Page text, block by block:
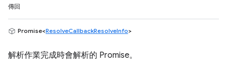
傳回
Promise<ResolveCallbackResolveInfo>
解析作業完成時會解析的 Promise。